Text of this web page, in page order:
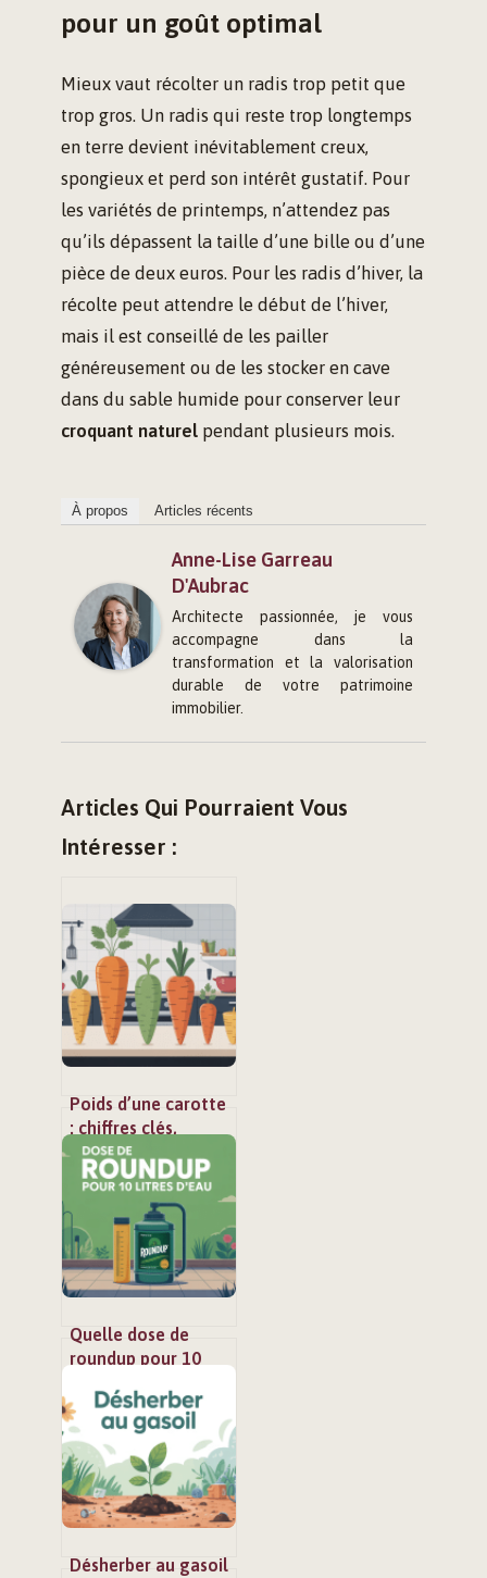
pour un goût optimal
Mieux vaut récolter un radis trop petit que
trop gros. Un radis qui reste trop longtemps
en terre devient inévitablement creux,
spongieux et perd son intérêt gustatif. Pour
les variétés de printemps, n’attendez pas
qu’ils dépassent la taille d’une bille ou d’une
pièce de deux euros. Pour les radis d’hiver, la
récolte peut attendre le début de l’hiver,
mais il est conseillé de les pailler
généreusement ou de les stocker en cave
dans du sable humide pour conserver leur
croquant naturel pendant plusieurs mois.
À propos Articles récents
Anne-Lise Garreau
D'Aubrac
Architecte passionnée, je vous
accompagne dans la
transformation et la valorisation
durable de votre patrimoine
immobilier.
Articles Qui Pourraient Vous
Intéresser :
Poids d’une carotte
: chiffres clés,
rendements et
portions au
Quelle dose de
roundup pour 10
clair et sécurisé
Désherber au gasoil